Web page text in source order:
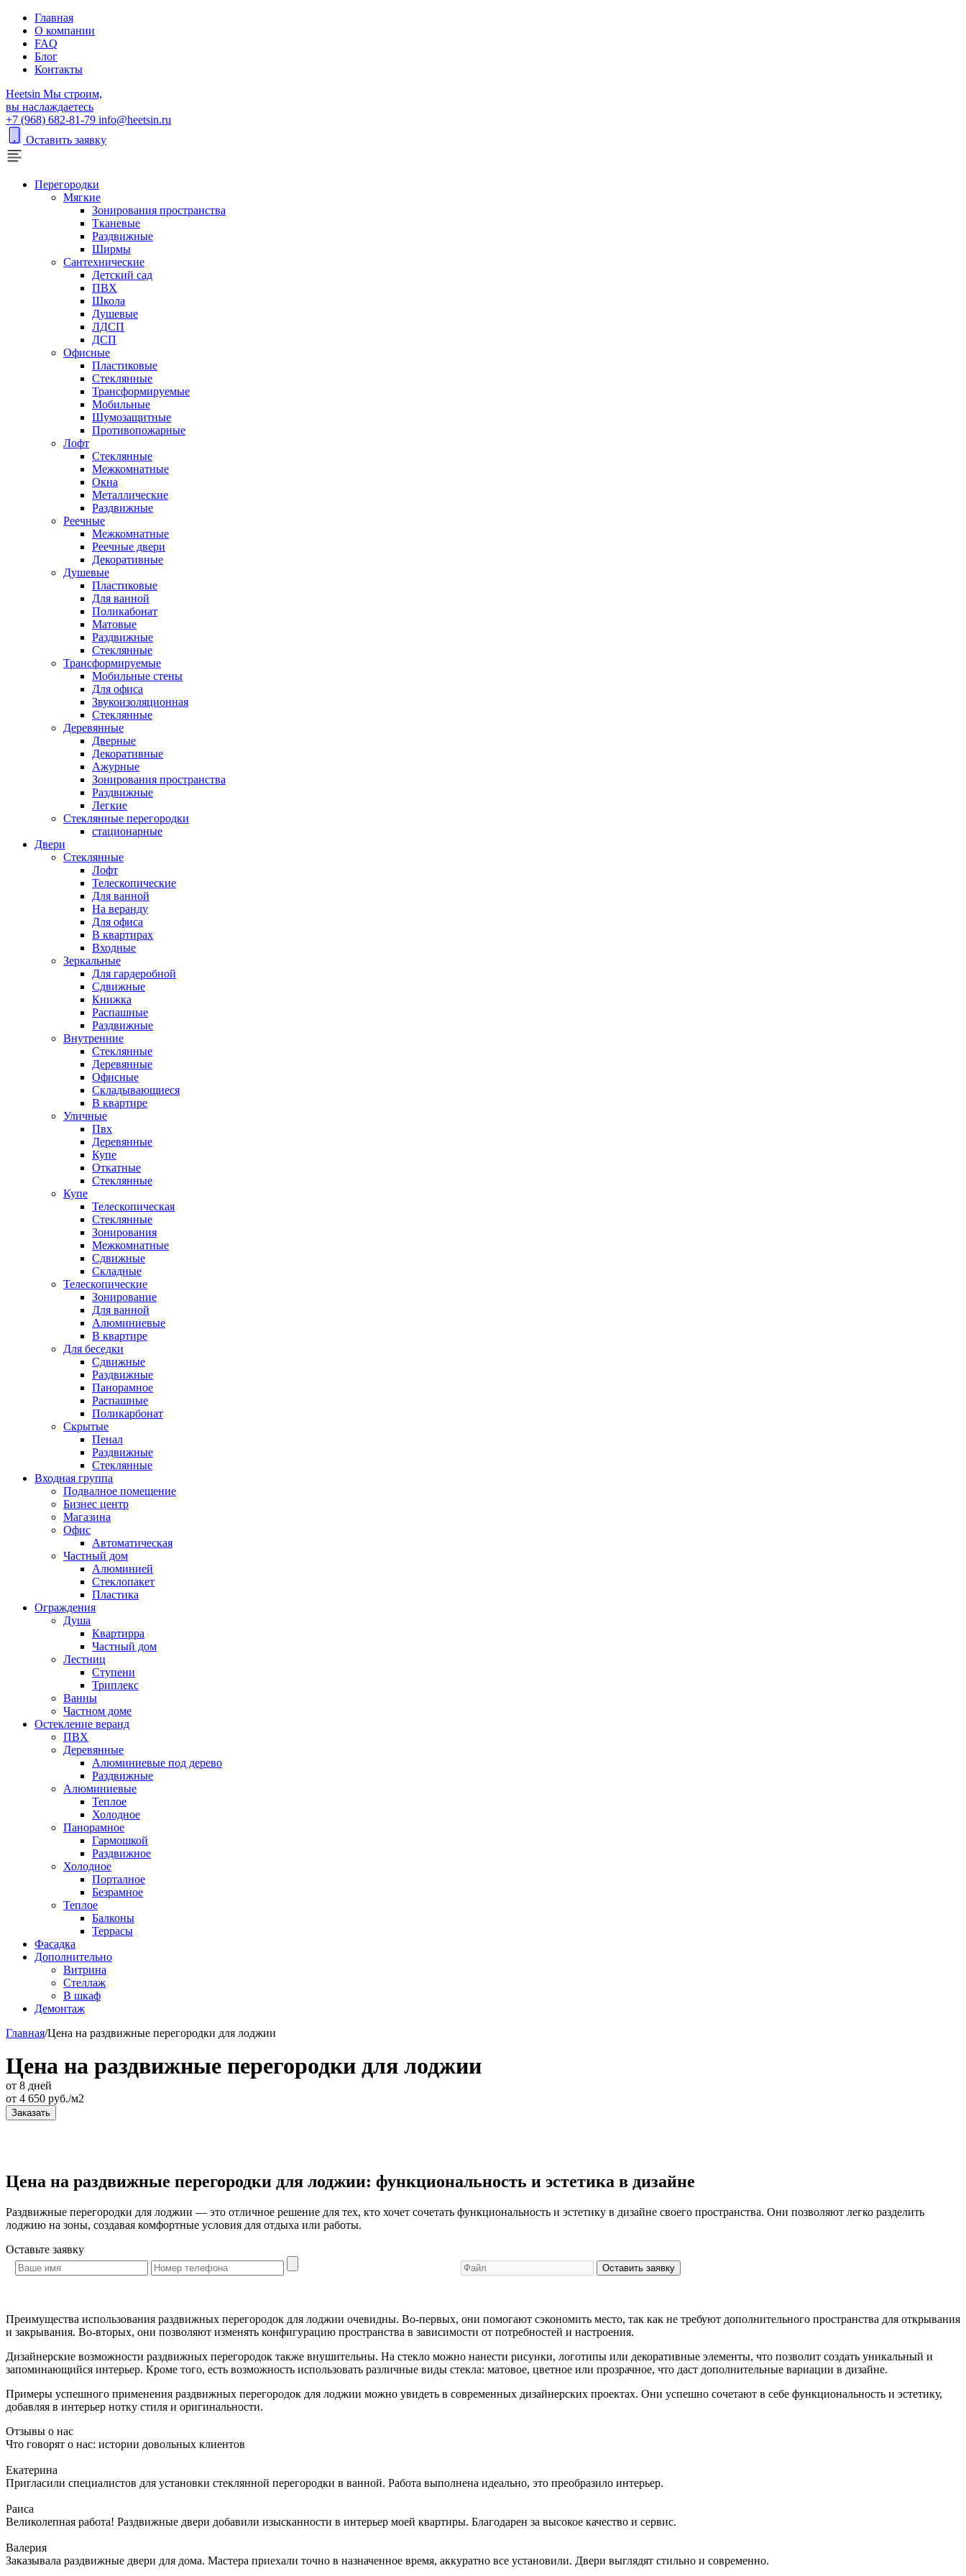
Главная
О компании
FAQ
Блог
Контакты
Heetsin Мы строим,
вы наслаждаетесь
+7 (968) 682-81-79 info@heetsin.ru
Оставить заявку
Перегородки
Мягкие
Зонирования пространства
Тканевые
Раздвижные
Ширмы
Сантехнические
Детский сад
ПВХ
Школа
Душевые
ЛДСП
ДСП
Офисные
Пластиковые
Стеклянные
Трансформируемые
Мобильные
Шумозащитные
Противопожарные
Лофт
Стеклянные
Межкомнатные
Окна
Металлические
Раздвижные
Реечные
Межкомнатные
Реечные двери
Декоративные
Душевые
Пластиковые
Для ванной
Поликабонат
Матовые
Раздвижные
Стеклянные
Трансформируемые
Мобильные стены
Для офиса
Звукоизоляционная
Стеклянные
Деревянные
Дверные
Декоративные
Ажурные
Зонирования пространства
Раздвижные
Легкие
Стеклянные перегородки
стационарные
Двери
Стеклянные
Лофт
Телескопические
Для ванной
На веранду
Для офиса
В квартирах
Входные
Зеркальные
Для гардеробной
Сдвижные
Книжка
Распашные
Раздвижные
Внутренние
Стеклянные
Деревянные
Офисные
Складывающиеся
В квартире
Уличные
Пвх
Деревянные
Купе
Откатные
Стеклянные
Купе
Телескопическая
Стеклянные
Зонирования
Межкомнатные
Сдвижные
Складные
Телескопические
Зонирование
Для ванной
Алюминиевые
В квартире
Для беседки
Сдвижные
Раздвижные
Панорамное
Распашные
Поликарбонат
Скрытые
Пенал
Раздвижные
Стеклянные
Входная группа
Подвалное помещение
Бизнес центр
Магазина
Офис
Автоматическая
Частный дом
Алюминией
Стеклопакет
Пластика
Ограждения
Душа
Квартирра
Частный дом
Лестниц
Ступени
Триплекс
Ванны
Частном доме
Остекление веранд
ПВХ
Деревянные
Алюминиевые под дерево
Раздвижные
Алюминиевые
Теплое
Холодное
Панорамное
Гармошкой
Раздвижное
Холодное
Порталное
Безрамное
Теплое
Балконы
Террасы
Фасадка
Дополнительно
Витрина
Стеллаж
В шкаф
Демонтаж
Главная/Цена на раздвижные перегородки для лоджии
Цена на раздвижные перегородки для лоджии
от 8 дней
от 4 650 руб./м2
Заказать
Цена на раздвижные перегородки для лоджии: функциональность и эстетика в дизайне
Раздвижные перегородки для лоджии — это отличное решение для тех, кто хочет сочетать функциональность и эстетику в дизайне своего пространства. Они позволяют легко разделить
лоджию на зоны, создавая комфортные условия для отдыха или работы.
Оставьте заявку
Оставить заявку
Преимущества использования раздвижных перегородок для лоджии очевидны. Во-первых, они помогают сэкономить место, так как не требуют дополнительного пространства для открывания
и закрывания. Во-вторых, они позволяют изменять конфигурацию пространства в зависимости от потребностей и настроения.
Дизайнерские возможности раздвижных перегородок также внушительны. На стекло можно нанести рисунки, логотипы или декоративные элементы, что позволит создать уникальный и
запоминающийся интерьер. Кроме того, есть возможность использовать различные виды стекла: матовое, цветное или прозрачное, что даст дополнительные вариации в дизайне.
Примеры успешного применения раздвижных перегородок для лоджии можно увидеть в современных дизайнерских проектах. Они успешно сочетают в себе функциональность и эстетику,
добавляя в интерьер нотку стиля и оригинальности.
Отзывы о нас
Что говорят о нас: истории довольных клиентов
Екатерина
Пригласили специалистов для установки стеклянной перегородки в ванной. Работа выполнена идеально, это преобразило интерьер.
Раиса
Великолепная работа! Раздвижные двери добавили изысканности в интерьер моей квартиры. Благодарен за высокое качество и сервис.
Валерия
Заказывала раздвижные двери для дома. Мастера приехали точно в назначенное время, аккуратно все установили. Двери выглядят стильно и современно.